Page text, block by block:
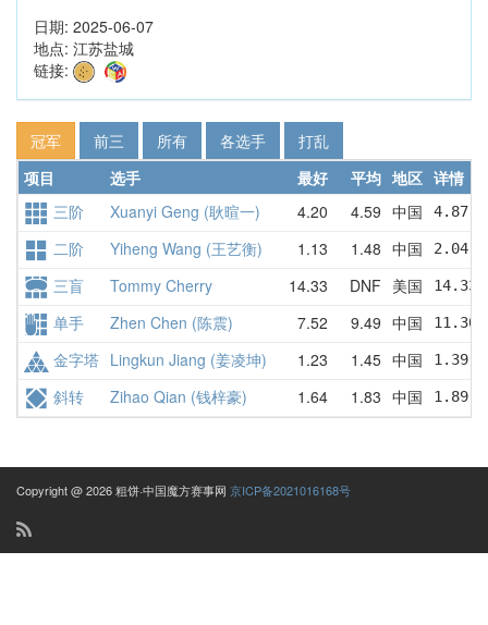
日期: 2025-06-07
地点: 江苏盐城
链接:
冠军 前三 所有 各选手
打乱
项目
选手 最好 平均 地区 详情
三阶
Xuanyi Geng (耿暄一) 4.20 4.59 中国 4.87
二阶 Yiheng Wang (王艺衡) 1.13 1.48 中国 2.04
三盲 Tommy Cherry 14.33 DNF 美国
单手 Zhen Chen (陈震) 7.52 9.49 中国
金字塔 Lingkun Jiang (姜凌坤) 1.23 1.45 中国 1.39
斜转 Zihao Qian (钱梓豪) 1.64 1.83 中国 1.89
Copyright @ 2026 粗饼·中国魔方赛事网 京ICP备2021016168号